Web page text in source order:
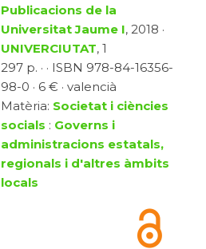
Publicacions de la
Universitat Jaume I, 2018 ·
UNIVERCIUTAT, 1
297 p. · · ISBN 978-84-16356-
98-0 · 6 € · valencià
Matèria: Societat i ciències
socials : Governs i
administracions estatals,
regionals i d'altres àmbits
locals